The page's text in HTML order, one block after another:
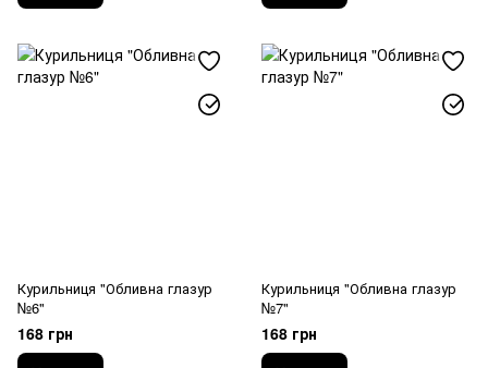
Курильниця "Обливна глазур
№6"
168 грн
Курильниця "Обливна глазур
№7"
168 грн